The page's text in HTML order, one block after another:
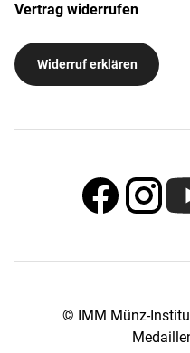
Vertrag widerrufen
Widerruf erklären
© IMM Münz-